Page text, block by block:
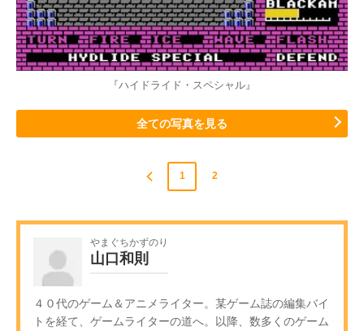
『ハイドライド・スペシャル』
全ての写真を見る
1 2
やまぐちかずのり
山口和則
４０代のゲーム＆アニメライター。某ゲーム誌の編集バイ
トを経て、ゲームライターの道へ。以降、数多くのゲーム